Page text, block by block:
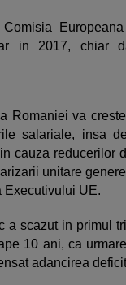
in 2017, chiar
Romaniei va
salariale, insa
cauza reducerilor
unitare
Executivului UE.
a scazut in primul
10 ani, ca
adancirea